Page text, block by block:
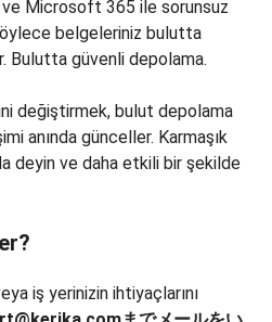
ve Microsoft 365 ile sorunsuz
belgeleriniz bulutta
Bulutta güvenli depolama.
değiştirmek, bulut depolama
anında günceller. Karmaşık
deyin ve daha etkili bir şekilde
iş yerinizin ihtiyaçlarını